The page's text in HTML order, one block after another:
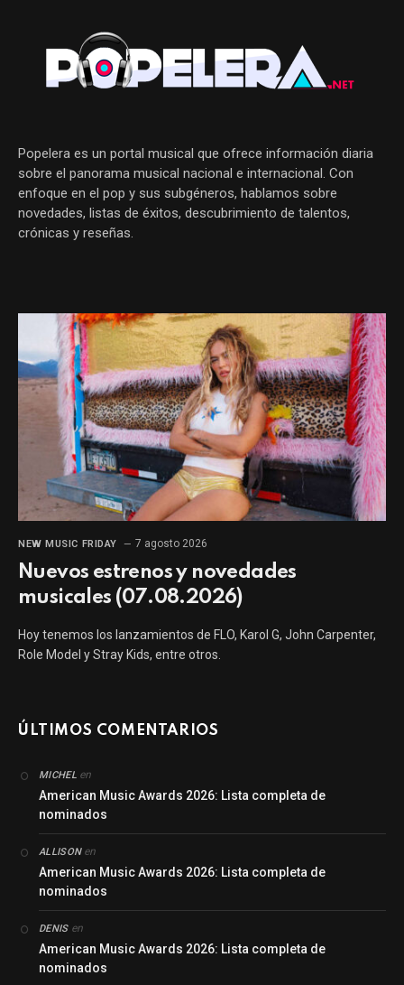
Popelera es un portal musical que ofrece información diaria
sobre el panorama musical nacional e internacional. Con
enfoque en el pop y sus subgéneros, hablamos sobre
novedades, listas de éxitos, descubrimiento de talentos,
crónicas y reseñas.
NEW MUSIC FRIDAY 7 agosto 2026
Nuevos estrenos y novedades
musicales (07.08.2026)
Hoy tenemos los lanzamientos de FLO, Karol G, John Carpenter,
Role Model y Stray Kids, entre otros.
ÚLTIMOS COMENTARIOS
MICHEL en
American Music Awards 2026: Lista completa de
nominados
ALLISONen
American Music Awards 2026: Lista completa de
nominados
DENISen
American Music Awards 2026: Lista completa de
nominados